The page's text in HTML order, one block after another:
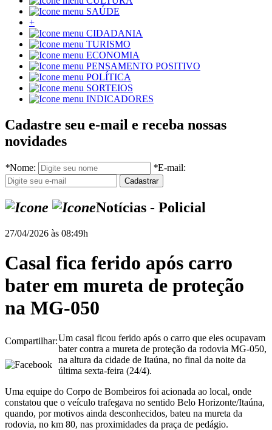
SAÚDE
+
CIDADANIA
TURISMO
ECONOMIA
PENSAMENTO POSITIVO
POLÍTICA
SORTEIOS
INDICADORES
Cadastre seu e-mail e receba nossas
novidades
*Nome: *E-mail:
Notícias - Policial
27/04/2026 às 08:49h
Casal fica ferido após carro
bater em mureta de proteção
na MG-050
Compartilhar:Um casal ficou ferido após o carro que eles ocupavam
bater contra a mureta de proteção da rodovia MG-050,
na altura da cidade de Itaúna, no final da noite da
última sexta-feira (24/4).
Uma equipe do Corpo de Bombeiros foi acionada ao local, onde
constatou que o veículo trafegava no sentido Belo Horizonte/Itaúna,
quando, por motivos ainda desconhecidos, bateu na mureta da
rodovia, no km 80, nas proximidades da praça de pedágio.